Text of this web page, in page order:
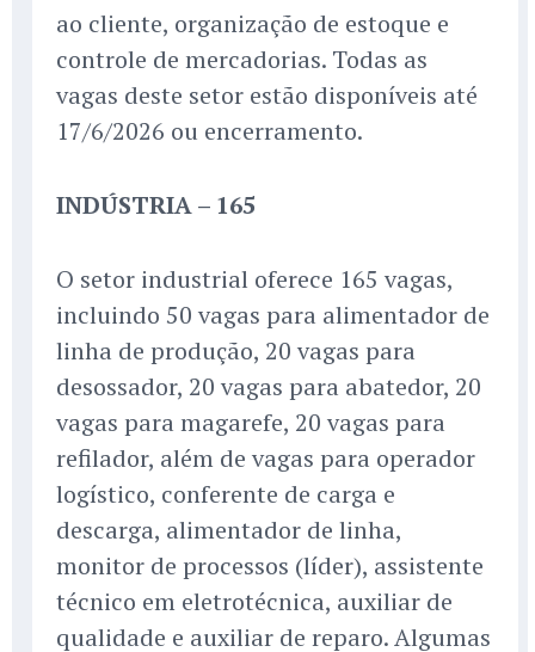
ao cliente, organização de estoque e
controle de mercadorias. Todas as
vagas deste setor estão disponíveis até
17/6/2026 ou encerramento.
INDÚSTRIA – 165
O setor industrial oferece 165 vagas,
incluindo 50 vagas para alimentador de
linha de produção, 20 vagas para
desossador, 20 vagas para abatedor, 20
vagas para magarefe, 20 vagas para
refilador, além de vagas para operador
logístico, conferente de carga e
descarga, alimentador de linha,
monitor de processos (líder), assistente
técnico em eletrotécnica, auxiliar de
qualidade e auxiliar de reparo. Algumas